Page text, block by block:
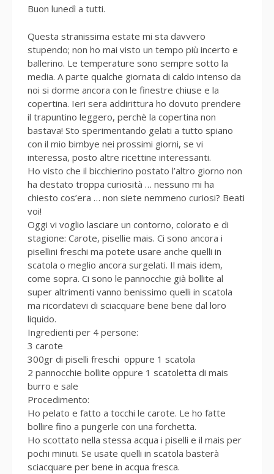
Buon lunedì a tutti.
Questa stranissima estate mi sta davvero
stupendo; non ho mai visto un tempo più incerto e
ballerino. Le temperature sono sempre sotto la
media. A parte qualche giornata di caldo intenso da
noi si dorme ancora con le finestre chiuse e la
copertina. Ieri sera addirittura ho dovuto prendere
il trapuntino leggero, perchè la copertina non
bastava! Sto sperimentando gelati a tutto spiano
con il mio bimbye nei prossimi giorni, se vi
interessa, posto altre ricettine interessanti.
Ho visto che il bicchierino postato l’altro giorno non
ha destato troppa curiosità … nessuno mi ha
chiesto cos’era … non siete nemmeno curiosi? Beati
voi!
Oggi vi voglio lasciare un contorno, colorato e di
stagione: Carote, pisellie mais. Ci sono ancora i
pisellini freschi ma potete usare anche quelli in
scatola o meglio ancora surgelati. Il mais idem,
come sopra. Ci sono le pannocchie già bollite al
super altrimenti vanno benissimo quelli in scatola
ma ricordatevi di sciacquare bene bene dal loro
liquido.
Ingredienti per 4 persone:
3 carote
300gr di piselli freschi oppure 1 scatola
2 pannocchie bollite oppure 1 scatoletta di mais
burro e sale
Procedimento:
Ho pelato e fatto a tocchi le carote. Le ho fatte
bollire fino a pungerle con una forchetta.
Ho scottato nella stessa acqua i piselli e il mais per
pochi minuti. Se usate quelli in scatola basterà
sciacquare per bene in acqua fresca.